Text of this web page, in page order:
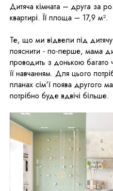
Дитяча кімната – друга за
квартирі. Її площа – 17,9 м².
Те, що ми відвели під
пояснити - по-перше, мама
проводить з донькою багато
її навчанням. Для цього
планах сім'ї поява другого
потрібно буде вдвічі більше.